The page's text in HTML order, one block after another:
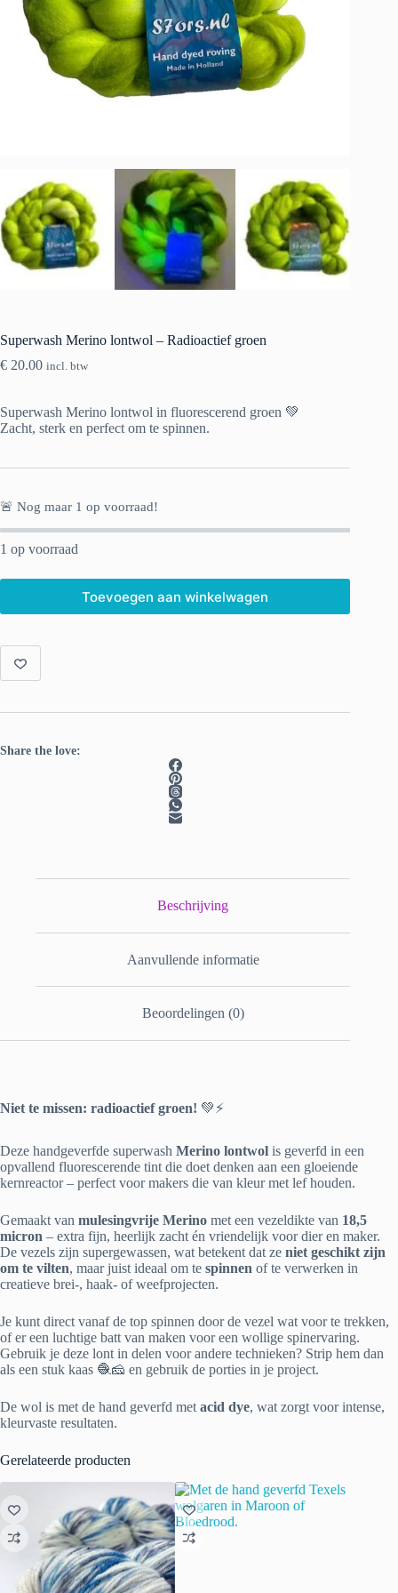
Superwash Merino lontwol – Radioactief groen
€ 20.00 incl. btw
Superwash Merino lontwol in fluorescerend groen 💚
Zacht, sterk en perfect om te spinnen.
🚨 Nog maar 1 op voorraad!
1 op voorraad
Toevoegen aan winkelwagen
Share the love:
Beschrijving
Aanvullende informatie
Beoordelingen (0)
Niet te missen: radioactief groen! 💚⚡
Deze handgeverfde superwash Merino lontwol is geverfd in een
opvallend fluorescerende tint die doet denken aan een gloeiende
kernreactor – perfect voor makers die van kleur met lef houden.
Gemaakt van mulesingvrije Merino met een vezeldikte van 18,5
micron – extra fijn, heerlijk zacht én vriendelijk voor dier en maker.
De vezels zijn supergewassen, wat betekent dat ze niet geschikt zijn
om te vilten, maar juist ideaal om te spinnen of te verwerken in
creatieve brei-, haak- of weefprojecten.
Je kunt direct vanaf de top spinnen door de vezel wat voor te trekken,
of er een luchtige batt van maken voor een wollige spinervaring.
Gebruik je deze lont in delen voor andere technieken? Strip hem dan
als een stuk kaas 🧶🧀 en gebruik de porties in je project.
De wol is met de hand geverfd met acid dye, wat zorgt voor intense,
kleurvaste resultaten.
Gerelateerde producten